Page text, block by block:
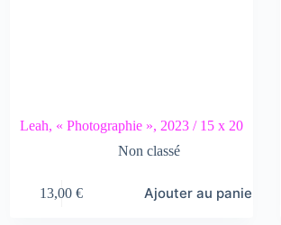
Leah, « Photographie », 2023 / 15 x 20
Non classé
13,00€ Ajouter au panier